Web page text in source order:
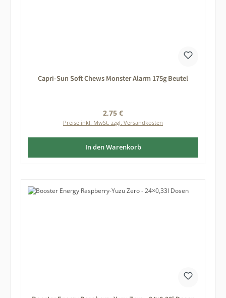
Capri-Sun Soft Chews Monster Alarm 175g Beutel
Regulärer Preis:
2,75 €
Preise inkl. MwSt. zzgl. Versandkosten
In den Warenkorb